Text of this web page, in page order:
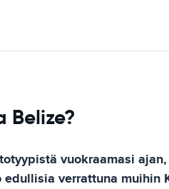
vuokraamasi
verrattuna